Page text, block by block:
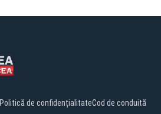
Politică de confidențialitateCod de conduită